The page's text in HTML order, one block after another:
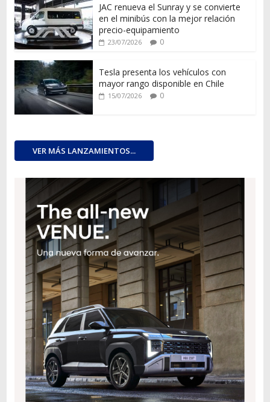
JAC renueva el Sunray y se convierte
en el minibús con la mejor relación
precio-equipamiento
23/07/2026 0
Tesla presenta los vehículos con
mayor rango disponible en Chile
15/07/2026 0
VER MÁS LANZAMIENTOS...